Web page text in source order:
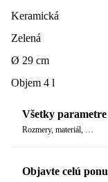
Keramická
Zelená
Ø 29 cm
Objem 4 l
Všetky parametre
Rozmery, materiál, …
Objavte celú